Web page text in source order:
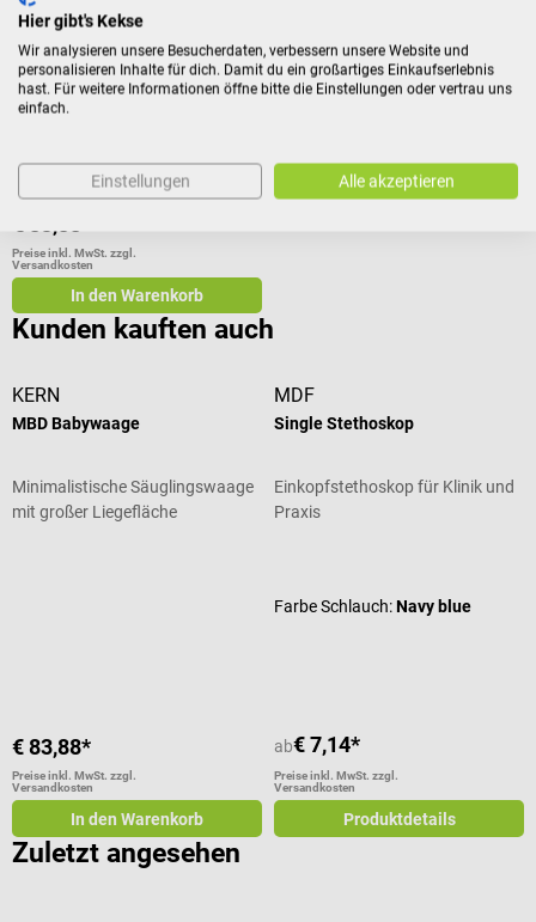
KERN
MBD Babywaage
Minimalistische Säuglingswaage
Preise inkl. MwSt. zzgl.
Versandkosten
In den Warenkorb
Kunden kauften auch
KERN
MBD Babywaage
Minimalistische Säuglingswaage
mit großer Liegefläche
€ 83,88*
Preise inkl. MwSt. zzgl.
Versandkosten
In den Warenkorb
MDF
Single Stethoskop
Einkopfstethoskop für Klinik und
Praxis
Farbe Schlauch:Navy blue
ab€ 7,14*
Preise inkl. MwSt. zzgl.
Versandkosten
Produktdetails
Zuletzt angesehen
Hier gibt's Kekse
Wir analysieren unsere Besucherdaten, verbessern unsere Website und
personalisieren Inhalte für dich. Damit du ein großartiges Einkaufserlebnis
hast. Für weitere Informationen öffne bitte die Einstellungen oder vertrau uns
einfach.
Einstellungen Alle akzeptieren